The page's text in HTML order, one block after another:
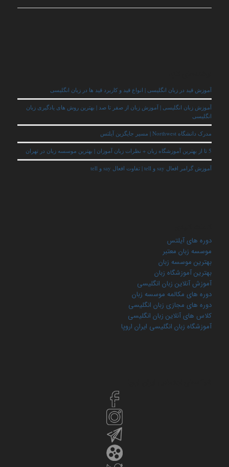
آموزش قید در زبان انگلیسی | انواع قید و کاربرد قید ها در زبان انگلیسی
آموزش زبان انگلیسی | آموزش زبان از صفر تا صد | بهترین روش های یادگیری زبان
انگلیسی
مدرک دانشگاه Northwest | مسیر جایگزین آیلتس
5 تا از بهترین آموزشگاه زبان + نظرات زبان آموزان | بهترین موسسه زبان در تهران
آموزش گرامر افعال say و tell | تفاوت افعال say و tell
دوره های آیلتس
موسسه زبان معتبر
بهترین موسسه زبان
بهترین آموزشگاه زبان
آموزش آنلاین زبان انگلیسی
دوره های مکالمه موسسه زبان
دوره های مجازی زبان انگلیسی
کلاس های آنلاین زبان انگلیسی
آموزشگاه زبان انگلیسی ایران اروپا